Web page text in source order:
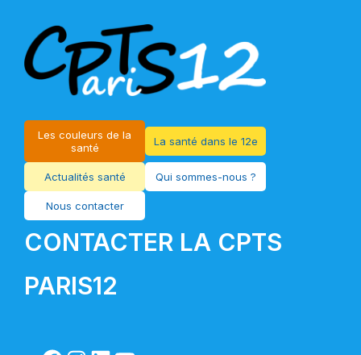
Les couleurs de la
santé
La santé dans le 12e
Actualités santé Qui sommes-nous ?
Nous contacter
CONTACTER LA CPTS
PARIS12